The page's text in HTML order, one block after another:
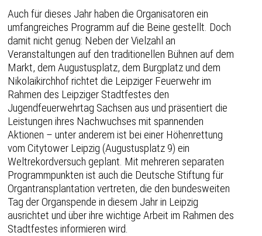
Auch für dieses Jahr haben die Organisatoren ein
umfangreiches Programm auf die Beine gestellt. Doch
damit nicht genug: Neben der Vielzahl an
Veranstaltungen auf den traditionellen Bühnen auf dem
Markt, dem Augustusplatz, dem Burgplatz und dem
Nikolaikirchhof richtet die Leipziger Feuerwehr im
Rahmen des Leipziger Stadtfestes den
Jugendfeuerwehrtag Sachsen aus und präsentiert die
Leistungen ihres Nachwuchses mit spannenden
Aktionen – unter anderem ist bei einer Höhenrettung
vom Citytower Leipzig (Augustusplatz 9) ein
Weltrekordversuch geplant. Mit mehreren separaten
Programmpunkten ist auch die Deutsche Stiftung für
Organtransplantation vertreten, die den bundesweiten
Tag der Organspende in diesem Jahr in Leipzig
ausrichtet und über ihre wichtige Arbeit im Rahmen des
Stadtfestes informieren wird.